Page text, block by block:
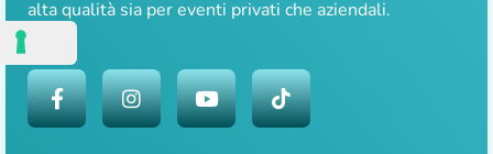
alta qualità sia per eventi privati che aziendali.